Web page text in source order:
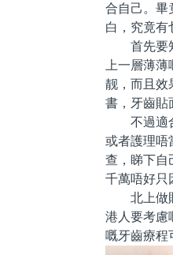
合自己。畢
白，究竟有
首先要知
上一層薄
靓，而且效
書，牙齒貼
不過適合
或者護理唔
查，睇下自
千萬唔好只
北上做貼
港人要考慮
嘅牙齒療程